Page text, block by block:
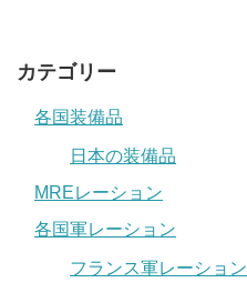
カテゴリー
各国装備品
日本の装備品
MREレーション
各国軍レーション
フランス軍レーション